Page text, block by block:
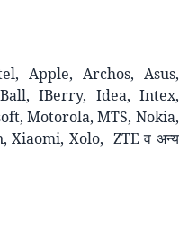
Apple, Archos, Asus,
,IBerry, Idea, Intex,
Motorola, MTS, Nokia,
Xiaomi, Xolo, ZTEव अन्य